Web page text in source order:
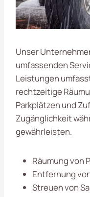
Unser
umfassenden
Leistungen
rechtzeitige
Parkplätzen und
Zugänglichkeit
gewährleisten.
Räumung von
Entfernung
Streuen von